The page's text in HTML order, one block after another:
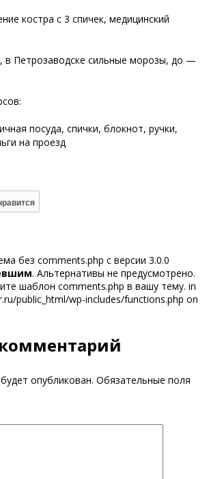
костра с 3 спичек, медицинский
в Петрозаводске сильные морозы, до —
посуда, спички, блокнот, ручки,
на проезд
без comments.php с версии 3.0.0
. Альтернативы не предусмотрено.
шаблон comments.php в вашу тему. in
public_html/wp-includes/functions.php on
опубликован. Обязательные поля